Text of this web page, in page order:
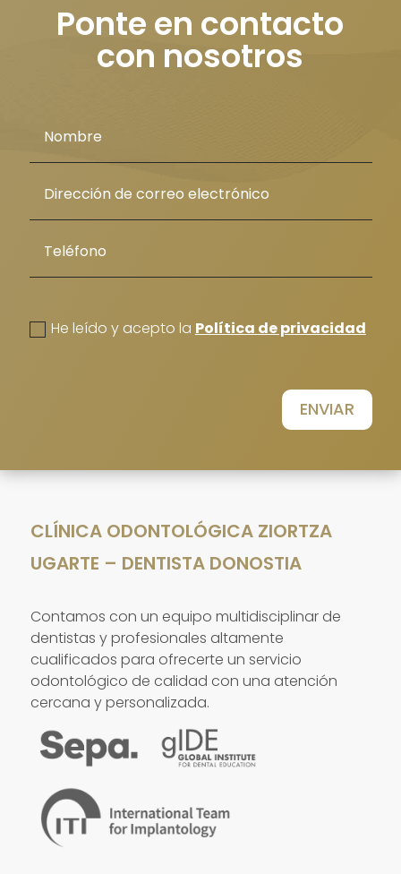
Ponte en contacto
con nosotros
He leído y acepto la Política de privacidad
ENVIAR
CLÍNICA ODONTOLÓGICA ZIORTZA
UGARTE – DENTISTA DONOSTIA
Contamos con un equipo multidisciplinar de
dentistas y profesionales altamente
cualificados para ofrecerte un servicio
odontológico de calidad con una atención
cercana y personalizada.